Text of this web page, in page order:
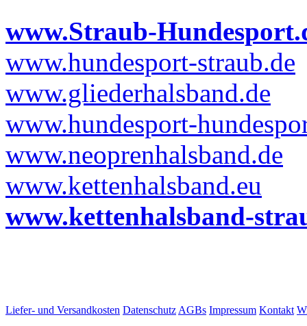
www.Straub-
www.hundesport-straub.de
www.gliederhalsband.de
www.hundesport-
www.neoprenhalsband.de
www.kettenhalsband.eu
www.kettenhalsband-
Liefer- und Versandkosten Datenschutz AGBs Impressum Kontakt